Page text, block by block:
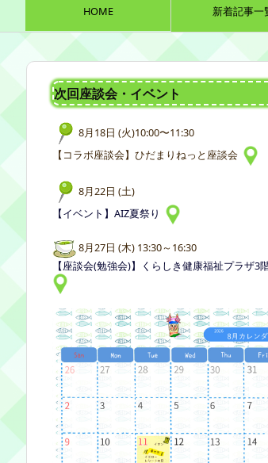
HOME 新着記事一
次回座談会・イベント
8月18日 (火)10:00〜11:30
【コラボ座談会】ひだまりねっと座談会
8月22日 (土)
【イベント】AIZ夏祭り
8月27日 (木) 13:30～16:30
【座談会(勉強会)】くらしき健康福祉プラザ3